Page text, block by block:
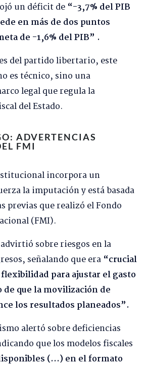
un déficit de “-3,7% del PIB
en más de dos puntos
de -1,6% del PIB” .
del partido libertario, este
es técnico, sino una
legal que regula la
del Estado.
ADVERTENCIAS
FMI
incorpora un
la imputación y está basada
previas que realizó el Fondo
(FMI).
sobre riesgos en la
señalando que era “crucial
para ajustar el gasto
que la movilización de
los resultados planeados”.
alertó sobre deficiencias
que los modelos fiscales
(…) en el formato